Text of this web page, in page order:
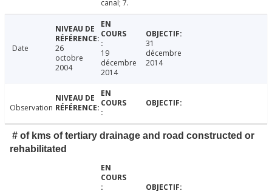
canal; 7.
Date
26
octobre
2004
19
décembre
2014
31
décembre
2014
Observation
# of kms of tertiary drainage and road constructed or
rehabilitated